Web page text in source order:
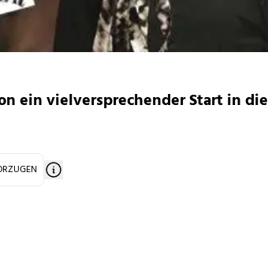
ein vielversprechender Start in die